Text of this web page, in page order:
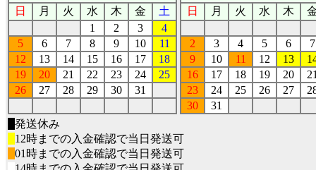
日
月 火 水 木 金
土
1
2 3
4
5
6 7 8 9 10
11
12
13 14 15 16 17
18
19
20 21 22 23 24
25
26
27 28 29 30 31
日
月 火 水 木
2 3 4 5 6
7
9
10 11 12 13
16
17 18 19 20
23
24 25 26 27
30
31
発送休み
12時までの入金確認で当日発送可
01時までの入金確認で当日発送可